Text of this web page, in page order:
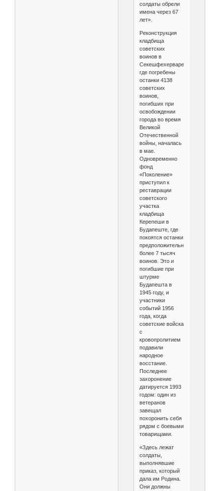
солдаты обрели
имена через 67
лет».
Реконструкция
кладбища
советских
воинов в
Секешфехерваре,
где погребены
останки 4138
советских
воинов,
погибших при
освобождении
города во время
Великой
Отечественной
войны, началась
в мае.
Одновременно
фонд
«Поколение»
приступил к
реставрации
советского
участка
кладбища
Керепеши в
Будапеште, где
покоятся останки
предположительно
более 7 тысяч
воинов. Это и
погибшие при
штурме
Будапешта в
1945 году, и
участники
событий 1956
года, когда
советские войска
с
кровопролитием
подавили
народное
восстание.
Последнее
захоронение
датируется 1993
годом: один из
ветеранов
завещал
похоронить себя
рядом с боевыми
товарищами.
«Здесь лежат
солдаты,
выполнявшие
приказ, который
дала им Родина.
Они должны